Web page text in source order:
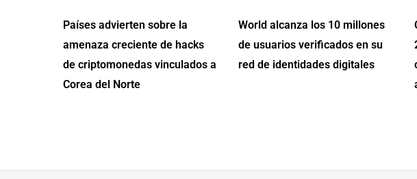
Países advierten sobre la
amenaza creciente de hacks
de criptomonedas vinculados a
Corea del Norte
World alcanza los 10 millones
de usuarios verificados en su
red de identidades digitales